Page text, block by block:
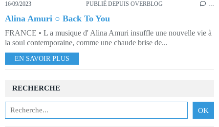
16/09/2023 PUBLIÉ DEPUIS OVERBLOG …
Alina Amuri ○ Back To You
FRANCE • L a musique d' Alina Amuri insuffle une nouvelle vie à
la soul contemporaine, comme une chaude brise de...
EN SAVOIR PLUS
RECHERCHE